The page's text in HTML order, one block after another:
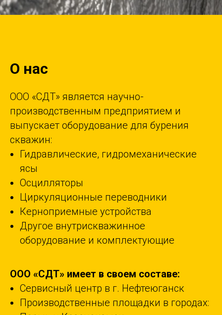
О нас
ООО «СДТ» является научно-
производственным предприятием и
выпускает оборудование для бурения
скважин:
Гидравлические, гидромеханические
ясы
Осцилляторы
Циркуляционные переводники
Керноприемные устройства
Другое внутрискважинное
оборудование и комплектующие
ООО «СДТ» имеет в своем составе:
Сервисный центр в г. Нефтеюганск
Производственные площадки в городах: